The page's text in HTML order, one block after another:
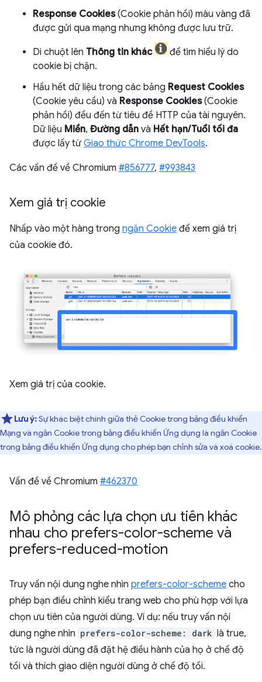
Response Cookies(Cookie phản hồi) màu vàng đã
được gửi qua mạng nhưng không được lưu trữ.
Di chuột lên Thông tin khác
để tìm hiểu lý do
cookie bị chặn.
Hầu hết dữ liệu trong các bảng Request Cookies
(Cookie yêu cầu) và Response Cookies(Cookie
phản hồi) đều đến từ tiêu đề HTTP của tài nguyên.
Dữ liệu Miền, Đường dẫn và Hết hạn/Tuổi tối đa
được lấy từ Giao thức Chrome DevTools.
Các vấn đề về Chromium #856777, #993843
Xem giá trị cookie
Nhấp vào một hàng trong ngăn Cookie để xem giá trị
của cookie đó.
Xem giá trị của cookie.
Lưu ý:Sự khác biệt chính giữa thẻ Cookie trong bảng điều khiển
Mạng và ngăn Cookie trong bảng điều khiển Ứng dụng là ngăn Cookie
trong bảng điều khiển Ứng dụng cho phép bạn chỉnh sửa và xoá cookie.
Vấn đề về Chromium #462370
Mô phỏng các lựa chọn ưu tiên khác
nhau cho prefers-color-scheme và
prefers-reduced-motion
Truy vấn nội dung nghe nhìn prefers-color-scheme cho
phép bạn điều chỉnh kiểu trang web cho phù hợp với lựa
chọn ưu tiên của người dùng. Ví dụ: nếu truy vấn nội
dung nghe nhìn prefers-color-scheme: dark là true,
tức là người dùng đã đặt hệ điều hành của họ ở chế độ
tối và thích giao diện người dùng ở chế độ tối.